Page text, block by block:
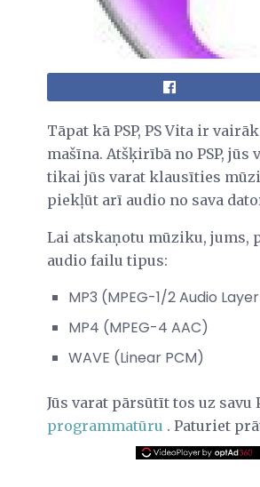
Tāpat kā PSP, PS Vita ir
mašīna. Atšķirībā no PSP,
tikai jūs varat klausīties
piekļūt arī audio no sava
Lai atskaņotu mūziku, jums,
audio failu tipus:
MP3 (MPEG-1/2 Audio
MP4 (MPEG-4 AAC)
WAVE (Linear PCM)
Jūs varat pārsūtīt tos uz
programmatūru . Paturiet